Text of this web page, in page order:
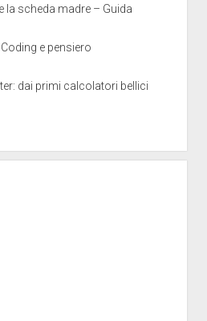
la scheda madre – Guida
e pensiero
dai primi calcolatori bellici